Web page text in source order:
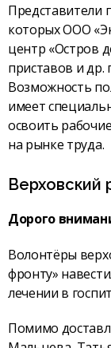
Представители
которых ООО
центр «Остров
приставов и др.
Возможность
имеет
освоить
на рынке труда.
Верховский
Дорого
Волонтёры
фронту»
лечении в
Помимо